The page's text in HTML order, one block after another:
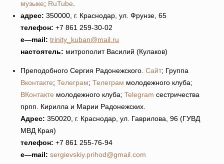
музыке; RuTube
адрес: 350000, г. Краснодар, ул. Фрунзе, 65
телефон: +7 861 259-30-02
e—mail: trinity_kuban@mail.ru
настоятель: митрополит Василий (Кулаков)
Преподобного Сергия Радонежского. Сайт; Группа
Вконтакте; Телеграм; Телеграм молодежного клуба;
ВКонтакте молодежного клуба; Telegram сестричества
прпп. Кирилла и Марии Радонежских.
Адрес: 350020, г. Краснодар, ул. Гаврилова, 96 (ГУВД
МВД Края)
телефон: +7 861 255-76-94
e—mail: sergievskiy.prihod@gmail.com